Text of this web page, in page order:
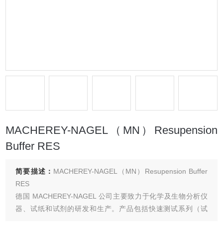
MACHEREY-NAGEL（MN）Resupension
Buffer RES
简要描述： MACHEREY-NAGEL（MN）Resupension Buffer
RES
德国 MACHEREY-NAGEL 公司主要致力于化学及生物分析仪
器、试纸和试剂的研发和生产。产品包括快速测试系列（试